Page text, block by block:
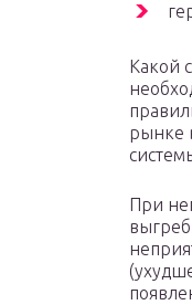
Какой
рынке
При